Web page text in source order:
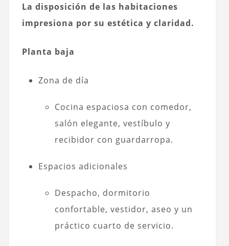
La disposición de las habitaciones
impresiona por su estética y claridad.
Planta baja
Zona de día
Cocina espaciosa con comedor,
salón elegante, vestíbulo y
recibidor con guardarropa.
Espacios adicionales
Despacho, dormitorio
confortable, vestidor, aseo y un
práctico cuarto de servicio.